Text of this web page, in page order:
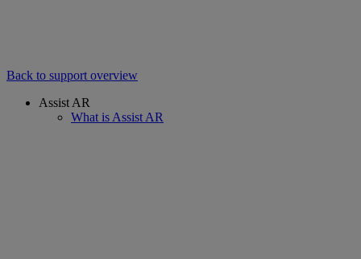
Back to support overview
Assist AR
What is Assist AR